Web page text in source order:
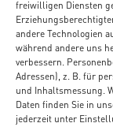
freiwilligen Diensten
andere Technologien
während andere uns
verbessern.
Adressen), z. B. für
und Inhaltsmessung.
Daten finden Sie in
jederzeit unter
Anlagenmachinker
und eine
Außerdem bieten
Modell bei uns an.
Fall als
Studium (in
verbunden.